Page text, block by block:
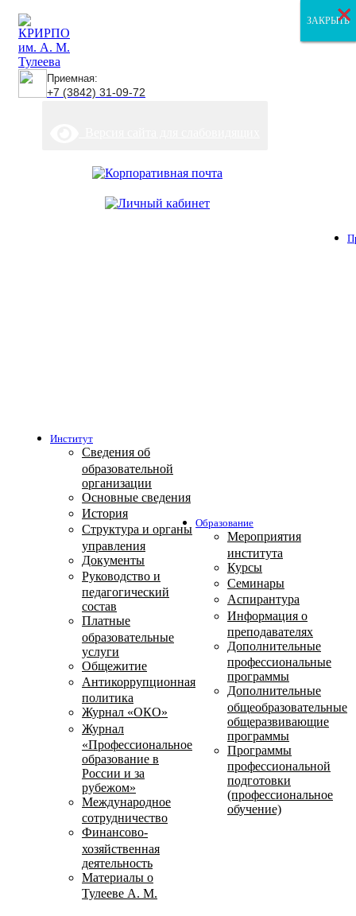
Приемная:
+7 (3842) 31-09-72
Институт
Сведения об
образовательной
организации
Основные сведения
История
Структура и органы
управления
Документы
Руководство и
педагогический
состав
Платные
образовательные
услуги
Общежитие
Антикоррупционная
политика
Журнал «ОКО»
Журнал
«Профессиональное
образование в
России и за
рубежом»
Международное
сотрудничество
Финансово-
хозяйственная
деятельность
Материалы о
Тулееве А. М.
Образование
Мероприятия
института
Курсы
Семинары
Аспирантура
Информация о
преподавателях
Дополнительные
профессиональные
программы
Дополнительные
общеобразовательные
общеразвивающие
программы
Программы
профессиональной
подготовки
(профессиональное
обучение)
ЗАКРЫТЬ
ЗАКРЫТЬ
ЗАКРЫТЬ
×
×
×